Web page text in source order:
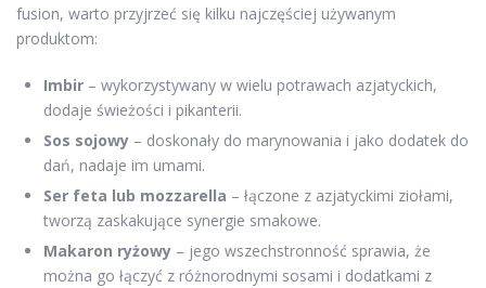
fusion, warto przyjrzeć się kilku najczęściej używanym
produktom:
Imbir – wykorzystywany w wielu potrawach azjatyckich,
dodaje świeżości i pikanterii.
Sos sojowy – doskonały do marynowania i jako dodatek do
dań, nadaje im umami.
Ser feta lub mozzarella – łączone z azjatyckimi ziołami,
tworzą zaskakujące synergie smakowe.
Makaron ryżowy – jego wszechstronność sprawia, że
można go łączyć z różnorodnymi sosami i dodatkami z